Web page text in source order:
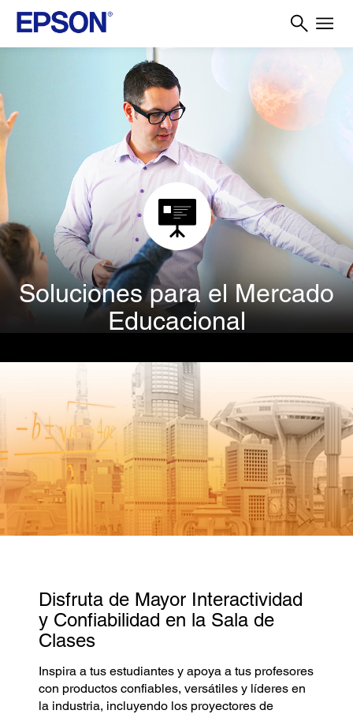
Soluciones para el Mercado
Educacional
Disfruta de Mayor Interactividad
y Confiabilidad en la Sala de
Clases
Inspira a tus estudiantes y apoya a tus profesores
con productos confiables, versátiles y líderes en
la industria, incluyendo los proyectores de